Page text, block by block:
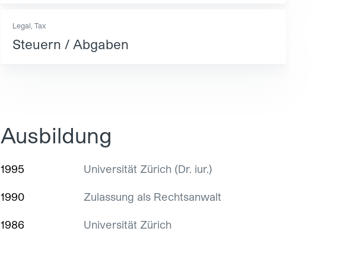
Legal, Tax
Steuern / Abgaben
Ausbildung
1995 Universität Zürich (Dr. iur.)
1990 Zulassung als Rechtsanwalt
1986 Universität Zürich